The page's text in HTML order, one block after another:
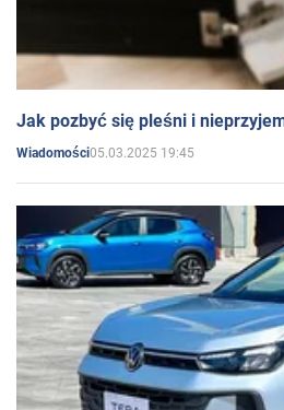
Jak pozbyć się pleśni i
Wiadomości05.03.2025 19:45